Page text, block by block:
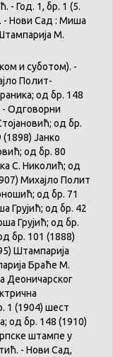
- Год. 1, бр. 1 (5.
- Нови Сад : Миша
М.
и суботом). -
Полит-
од бр. 148
- Одговорни
од бр.
Јанко
од бр. 80
С. Николић; од
Михајло Полит
од бр. 71
Грујић; од бр. 42
Грујић; од бр.
бр. 101 (1888)
Штампарија
Браће М.
Деоничарског
1 (1904) шест
од бр. 148 (1910)
штампе у
- Нови Сад,